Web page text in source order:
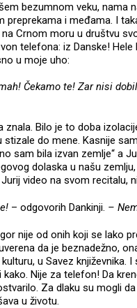
bezumnom veku, nama
preprekama i međama. I
Crnom moru u društvu
telefona: iz Danske!
u moje uho:
Čekamo te! Zar nisi
znala. Bilo je to doba
stizale do mene. Kasnije
sam bila izvan zemlje“ a
dolaska u našu
video na svom recitalu,
– odgovorih Dankinji. –
nije od onih koji se lako
da je beznadežno,
u Savez književnika.
kako. Nije za telefon! Da
Za dlaku su mogli
u životu.